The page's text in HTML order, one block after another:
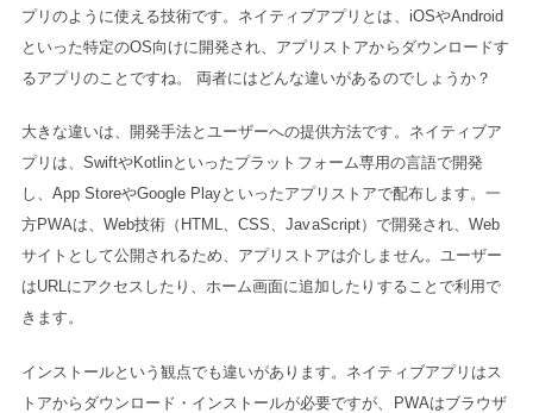
プリのように使える技術です。ネイティブアプリとは、iOSやAndroid
といった特定のOS向けに開発され、アプリストアからダウンロードす
るアプリのことですね。 両者にはどんな違いがあるのでしょうか？
大きな違いは、開発手法とユーザーへの提供方法です。ネイティブア
プリは、SwiftやKotlinといったプラットフォーム専用の言語で開発
し、App StoreやGoogle Playといったアプリストアで配布します。一
方PWAは、Web技術（HTML、CSS、JavaScript）で開発され、Web
サイトとして公開されるため、アプリストアは介しません。ユーザー
はURLにアクセスしたり、ホーム画面に追加したりすることで利用で
きます。
インストールという観点でも違いがあります。ネイティブアプリはス
トアからダウンロード・インストールが必要ですが、PWAはブラウザ